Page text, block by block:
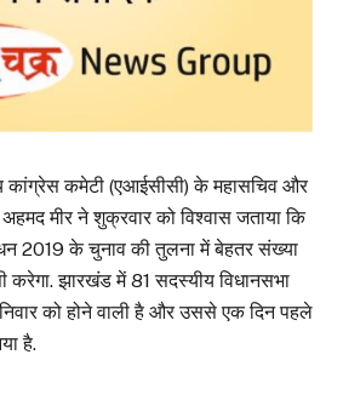
कांग्रेस कमेटी (एआईसीसी) के महासचिव और
मीर ने शुक्रवार को विश्वास जताया कि
2019 के चुनाव की तुलना में बेहतर संख्या
करेगा. झारखंड में 81 सदस्यीय विधानसभा
को होने वाली है और उससे एक दिन पहले
है.